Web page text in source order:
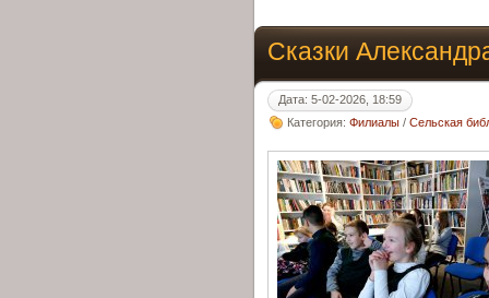
Сказки
Дата: 5-02-2026, 18:59
Категория: Филиалы / Сельская